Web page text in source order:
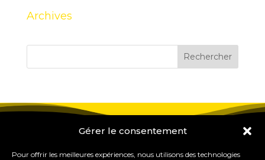
Gérer le consentement
Pour offrir les meilleures expériences, nous utilisons des technologies
Archives